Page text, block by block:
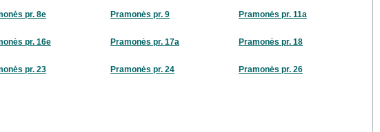
pr. 8e Pramonės pr. 9 Pramonės pr. 11a
pr. 16e Pramonės pr. 17a Pramonės pr. 18
pr. 23 Pramonės pr. 24 Pramonės pr. 26